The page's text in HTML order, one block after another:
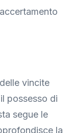
vincite
possesso di
segue le
la